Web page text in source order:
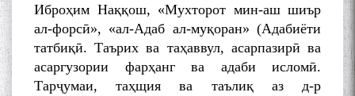
Иброҳим Наққош, «Мухторот мин-аш шиър
ал-форсӣ», «ал-Адаб ал-муқоран» (Адабиёти
татбиқӣ. Таърих ва таҳаввул, асарпазирӣ ва
асаргузории фарҳанг ва адаби исломӣ.
Тарҷумаи, таҳщия ва таълиқ аз д-р